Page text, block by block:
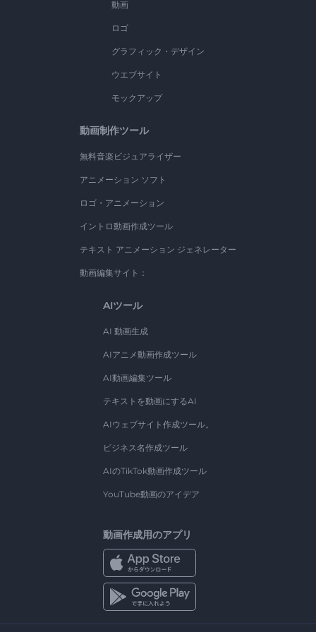
動画
ロゴ
グラフィック・デザイン
ウエブサイト
モックアップ
動画制作ツール
無料音楽ビジュアライザー
アニメーション ソフト
ロゴ・アニメーション
イントロ動画作成ツール
テキスト アニメーション ジェネレーター
動画編集サイト：
AIツール
AI 動画生成
AIアニメ動画作成ツール
AI動画編集ツール
テキストを動画にするAI
AIウェブサイト作成ツール。
ビジネス名作成ツール
AIのTikTok動画作成ツール
YouTube動画のアイデア
動画作成用のアプリ